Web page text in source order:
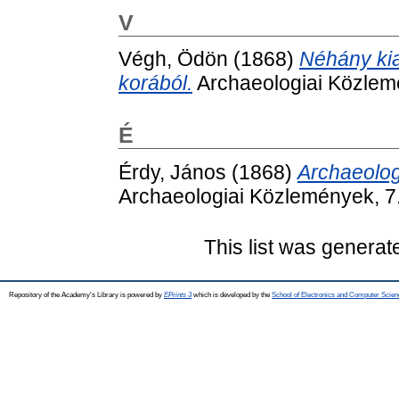
V
Végh, Ödön (1868) Néhány
korából. Archaeologiai
É
Érdy, János (1868)
Archaeologiai Közlemények,
This list was
Repository of the Academy's Library is powered by EPrints 3which is developed by the School of Electronics and Computer